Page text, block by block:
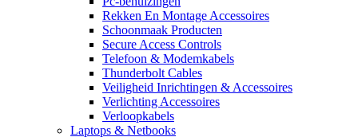
Rekken En Montage Accessoires
Schoonmaak Producten
Secure Access Controls
Telefoon & Modemkabels
Thunderbolt Cables
Veiligheid Inrichtingen & Accessoires
Verlichting Accessoires
Verloopkabels
Laptops & Netbooks